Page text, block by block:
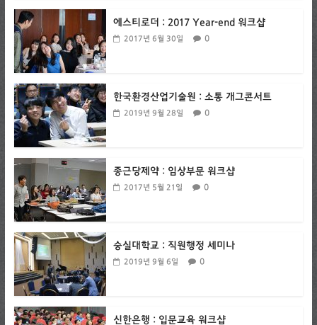
에스티로더 : 2017 Year-end 워크샵
2017년 6월 30일 0
한국환경산업기술원 : 소통 개그콘서트
2019년 9월 28일 0
종근당제약 : 임상부문 워크샵
2017년 5월 21일 0
숭실대학교 : 직원행정 세미나
2019년 9월 6일 0
신한은행 : 입문교육 워크샵